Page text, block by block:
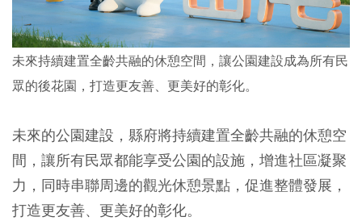
未來持續建置全齡共融的休憩空間，讓公園建設成為所有民
眾的後花園，打造更友善、更美好的彰化。
未來的公園建設，縣府將持續建置全齡共融的休憩空
間，讓所有民眾都能享受公園的設施，增進社區凝聚
力，同時串聯周邊的觀光休憩景點，促進整體發展，
打造更友善、更美好的彰化。